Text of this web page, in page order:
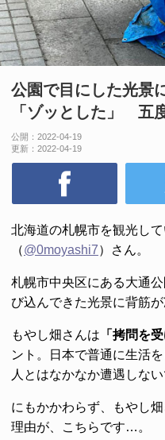
公園で目にした光景
「ゾッとした」 五
公開： 2022-04-19
更新： 2022-04-19
北海道の札幌市を観光し
（@0moyashi7）さん。
札幌市中央区にある大通
び込んできた光景に背筋が
もやし畑さんは 「拷問を
ント。日本で普通に生活
人とはなかなか遭遇しない
にもかかわらず、もやし
理由が、こちらです…。